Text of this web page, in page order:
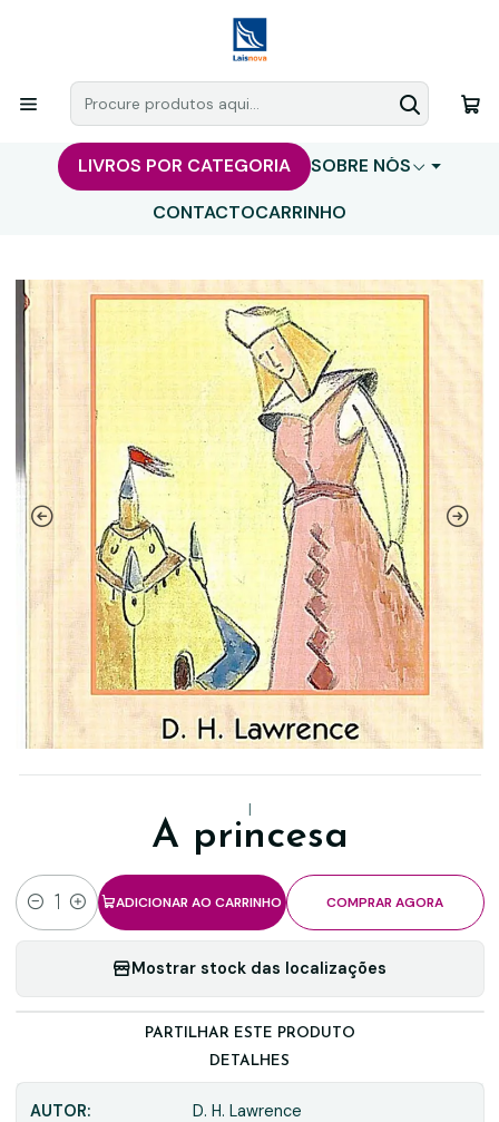
LIVROS POR CATEGORIA
SOBRE NÓS
CONTACTOCARRINHO
|
A princesa
Quantidade
ADICIONAR AO CARRINHO COMPRAR AGORA
Mostrar stock das localizações
PARTILHAR ESTE PRODUTO
DETALHES
AUTOR: D. H. Lawrence